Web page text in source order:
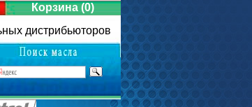
Корзина(0)
дистрибьюторов